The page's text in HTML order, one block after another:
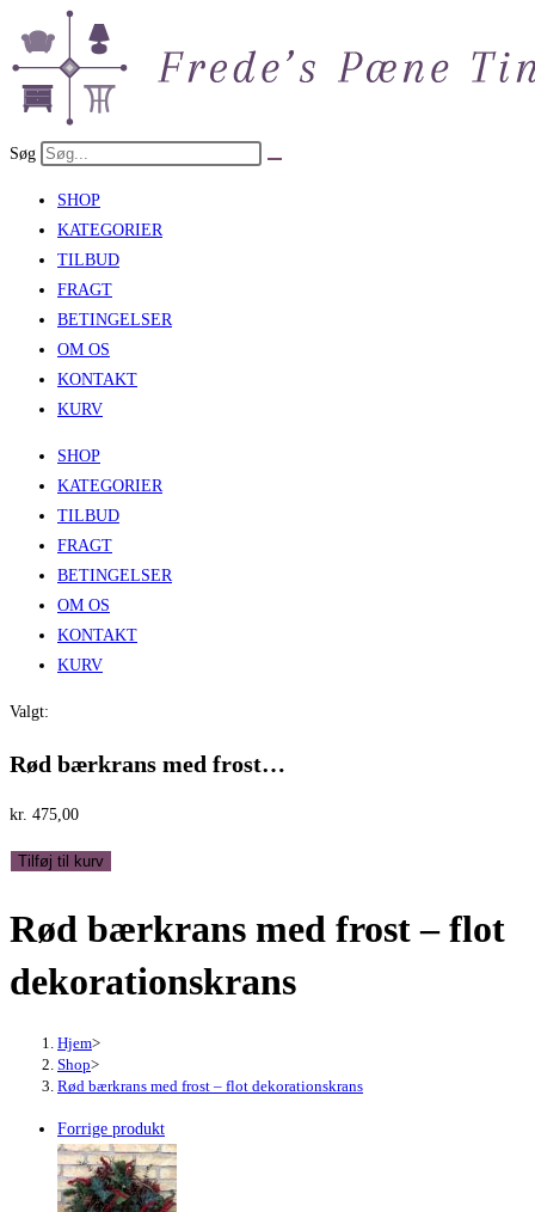
content
Søg
SHOP
KATEGORIER
TILBUD
FRAGT
BETINGELSER
OM OS
KONTAKT
KURV
SHOP
KATEGORIER
TILBUD
FRAGT
BETINGELSER
OM OS
KONTAKT
KURV
Valgt:
Rød bærkrans med frost…
kr. 475,00
Rød
med
-
dekorationskrans
Tilføj til kurv
Rød bærkrans med frost – flot
dekorationskrans
Hjem>
Shop>
Rød bærkrans med frost – flot dekorationskrans
Forrige produkt